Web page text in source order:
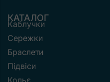
КАТАЛОГ
Каблучки
Сережки
Браслети
Підвіси